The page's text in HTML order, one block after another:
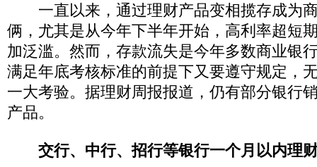
一直以来，通过理财产品变相揽存成为
俩，尤其是从今年下半年开始，高利率超短
加泛滥。然而，存款流失是今年多数商业银
满足年底考核标准的前提下又要遵守规定，
一大考验。据理财周报报道，仍有部分银行
产品。
交行、中行、招行等银行一个月以内理